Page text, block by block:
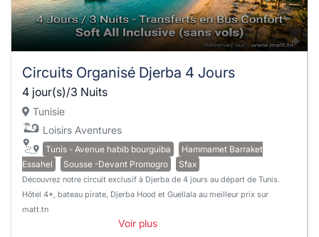
Circuits Organisé Djerba 4 Jours
4 jour(s)/3 Nuits
Tunisie
Loisirs Aventures
Tunis - Avenue habib bourguiba
Hammamet Barraket
Essahel
Sousse -Devant Promogro Sfax
Découvrez notre circuit exclusif à Djerba de 4 jours au départ de Tunis.
Hôtel 4*, bateau pirate, Djerba Hood et Guellala au meilleur prix sur
matt.tn
Voir plus